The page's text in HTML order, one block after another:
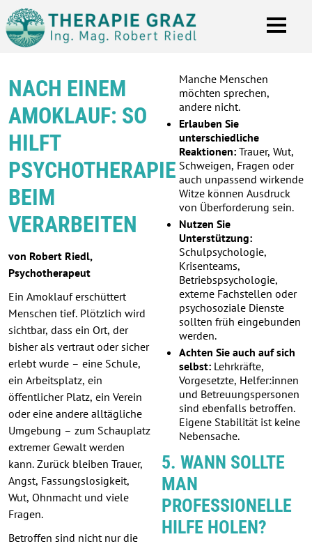
NACH EINEM
AMOKLAUF: SO
HILFT
PSYCHOTHERAPIE
BEIM
VERARBEITEN
von Robert Riedl,
Psychotherapeut
Ein Amoklauf erschüttert
Menschen tief. Plötzlich wird
sichtbar, dass ein Ort, der
bisher als vertraut oder sicher
erlebt wurde – eine Schule,
ein Arbeitsplatz, ein
öffentlicher Platz, ein Verein
oder eine andere alltägliche
Umgebung – zum Schauplatz
extremer Gewalt werden
kann. Zurück bleiben Trauer,
Angst, Fassungslosigkeit,
Wut, Ohnmacht und viele
Fragen.
Betroffen sind nicht nur die
Manche Menschen
möchten sprechen,
andere nicht.
Erlauben Sie
unterschiedliche
Reaktionen: Trauer, Wut,
Schweigen, Fragen oder
auch unpassend wirkende
Witze können Ausdruck
von Überforderung sein.
Nutzen Sie
Unterstützung:
Schulpsychologie,
Krisenteams,
Betriebspsychologie,
externe Fachstellen oder
psychosoziale Dienste
sollten früh eingebunden
werden.
Achten Sie auch auf sich
selbst: Lehrkräfte,
Vorgesetzte, Helfer:innen
und Betreuungspersonen
sind ebenfalls betroffen.
Eigene Stabilität ist keine
Nebensache.
5. WANN SOLLTE
MAN
PROFESSIONELLE
HILFE HOLEN?